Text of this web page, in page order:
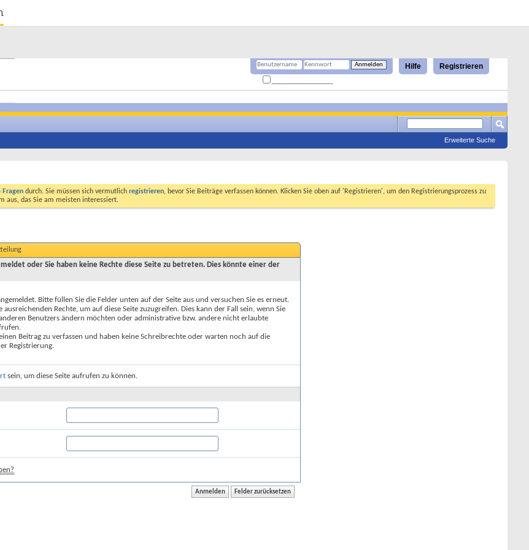
Registrieren
Hilfe
Erweiterte Suche
Fragen durch. Sie müssen sich vermutlich registrieren, bevor Sie Beiträge verfassen können. Klicken Sie oben auf 'Registrieren', um den Registrierungsprozess zu
aus, das Sie am meisten interessiert.
oder Sie haben keine Rechte diese Seite zu betreten. Dies könnte einer der
Bitte füllen Sie die Felder unten auf der Seite aus und versuchen Sie es erneut.
ausreichenden Rechte, um auf diese Seite zuzugreifen. Dies kann der Fall sein, wenn Sie
Benutzers ändern möchten oder administrative bzw. andere nicht erlaubte
Beitrag zu verfassen und haben keine Schreibrechte oder warten noch auf die
Registrierung.
sein, um diese Seite aufrufen zu können.